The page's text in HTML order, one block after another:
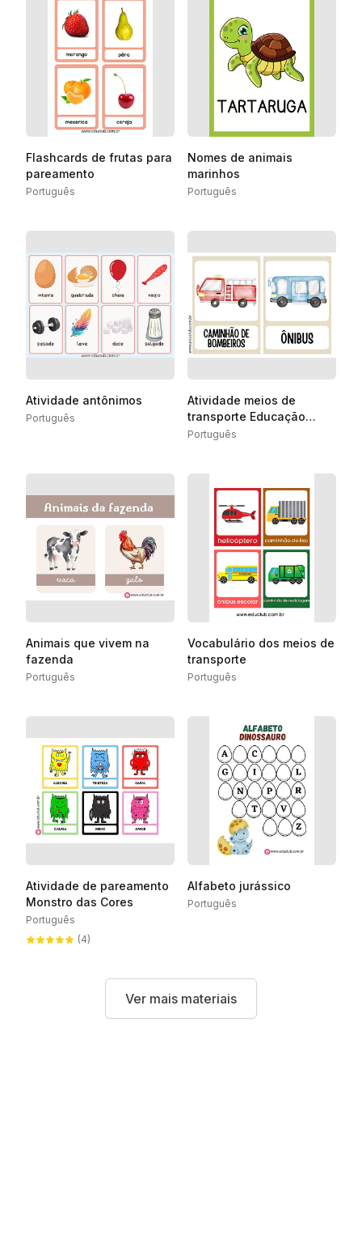
Flashcards de frutas para
pareamento
Português
Nomes de animais
marinhos
Português
Atividade antônimos
Português
Atividade meios de
transporte Educação
Infantil
Português
Animais que vivem na
fazenda
Português
Vocabulário dos meios de
transporte
Português
Atividade de pareamento
Monstro das Cores
Português
(4)
Alfabeto jurássico
Português
Ver mais materiais